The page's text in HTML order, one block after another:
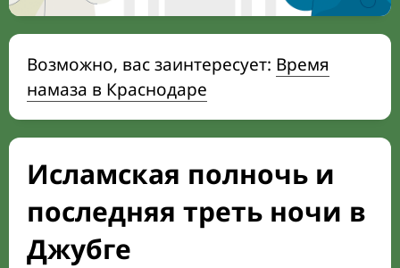
Возможно, вас заинтересует: Время
намаза в Краснодаре
Исламская полночь и
последняя треть ночи в
Джубге